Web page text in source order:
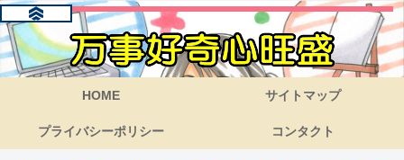
HOME サイトマップ
プライバシーポリシー コンタクト